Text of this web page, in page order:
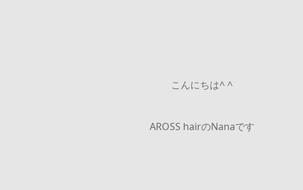
こんにちは^ ^
AROSS hairのNanaです